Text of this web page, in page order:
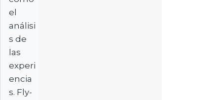
el
análisi
s de
las
experi
encia
s. Fly-